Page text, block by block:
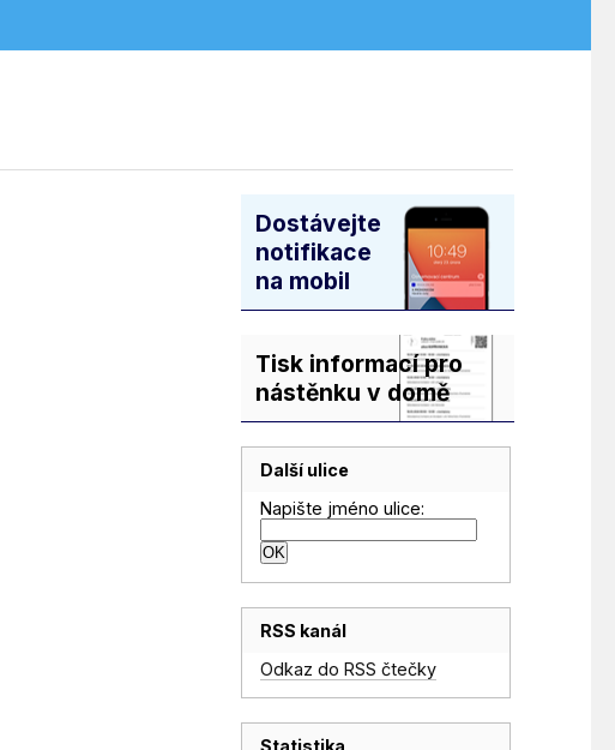
Dostávejte
notifikace
na mobil
Tisk informací pro
nástěnku v domě
Další ulice
Napište jméno ulice:
RSS kanál
Odkaz do RSS čtečky
Statistika